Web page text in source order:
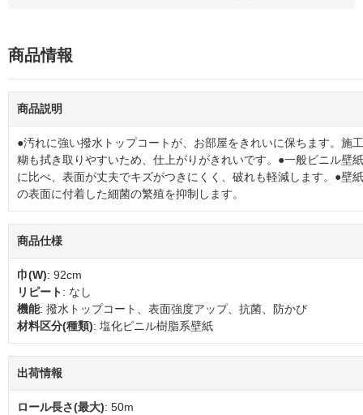
商品情報
商品説明
●汚れに強い撥水トップコートが、お部屋をきれいに保ちます。施工
糊も拭き取りやすいため、仕上がりがきれいです。●一般ビニル壁紙
に比べ、表面が丈夫でキズがつきにくく、破れも軽減します。●壁紙
の表面に付着した細菌の繁殖を抑制します。
商品仕様
巾(W): 92cm
リピート: なし
機能: 撥水トップコート、表面強度アップ、抗菌、防かび
材料区分(種類): 塩化ビニル樹脂系壁紙
出荷情報
ロール長さ(最大): 50m